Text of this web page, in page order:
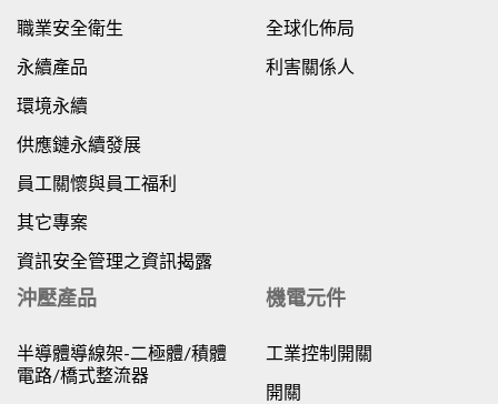
職業安全衛生
永續產品
環境永續
供應鏈永續發展
員工關懷與員工福利
其它專案
資訊安全管理之資訊揭露
全球化佈局
利害關係人
沖壓產品
半導體導線架-二極體/積體
電路/橋式整流器
機電元件
工業控制開關
開關